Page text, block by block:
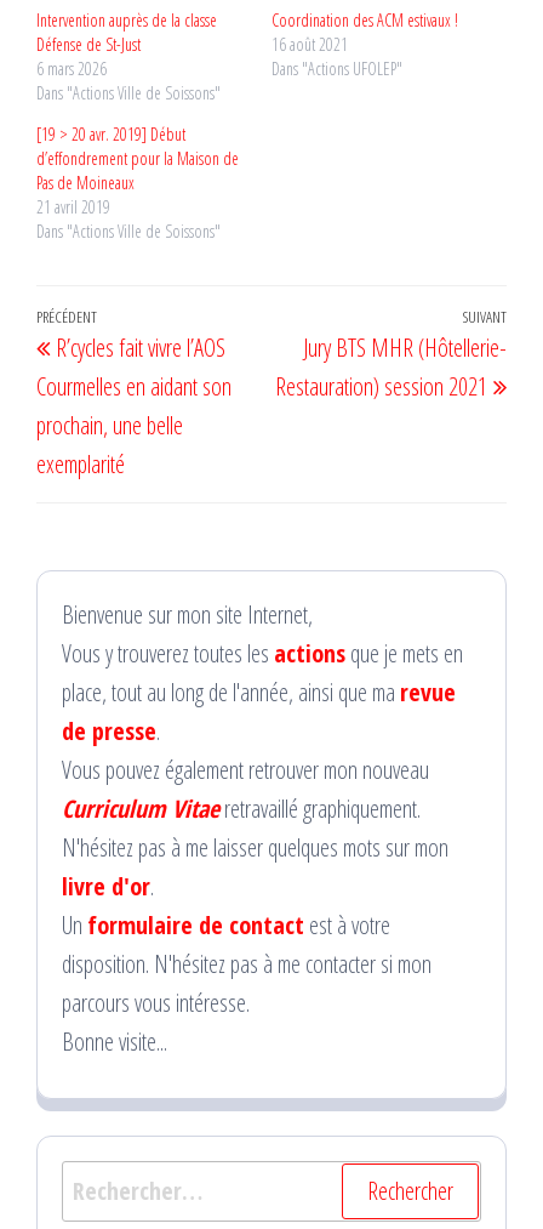
Intervention auprès de la classe
Défense de St-Just
6 mars 2026
Dans "Actions Ville de Soissons"
Coordination des ACM estivaux !
16 août 2021
Dans "Actions UFOLEP"
[19 > 20 avr. 2019] Début
d’effondrement pour la Maison de
Pas de Moineaux
21 avril 2019
Dans "Actions Ville de Soissons"
Navigation
de
l’article
Article
précédent
PRÉCÉDENT
R’cycles fait vivre l’AOS
Courmelles en aidant son
prochain, une belle
exemplarité
SUIVANT
Jury BTS MHR (Hôtellerie-
Restauration) session 2021
Bienvenue sur mon site Internet,
Vous y trouverez toutes les actionsque je mets en
place, tout au long de l'année, ainsi que ma revue
de presse.
Vous pouvez également retrouver mon nouveau
Curriculum Vitaeretravaillé graphiquement.
N'hésitez pas à me laisser quelques mots sur mon
livre d'or.
Un formulaire de contact est à votre
disposition. N'hésitez pas à me contacter si mon
parcours vous intéresse.
Bonne visite...
Rechercher :